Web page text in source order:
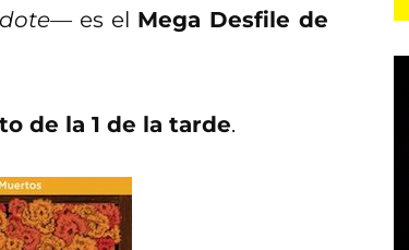
es el Mega Desfile de
de la 1 de la tarde.